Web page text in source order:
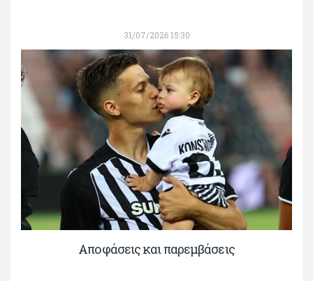
31/07/2026 15:30
Αποφάσεις και παρεμβάσεις